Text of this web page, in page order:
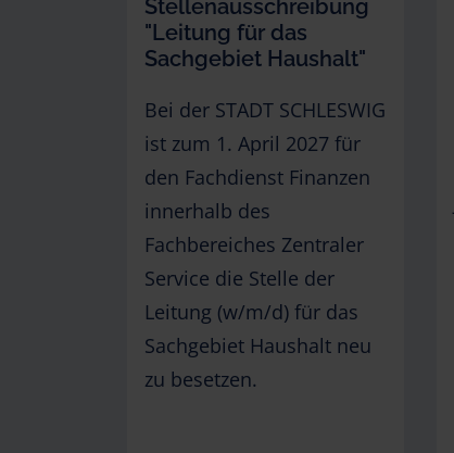
Stellenausschreibung
"Leitung für das
Sachgebiet Haushalt"
Bei der STADT SCHLESWIG
ist zum 1. April 2027 für
den Fachdienst Finanzen
innerhalb des
Fachbereiches Zentraler
Service die Stelle der
Leitung (w/m/d) für das
Sachgebiet Haushalt neu
zu besetzen.